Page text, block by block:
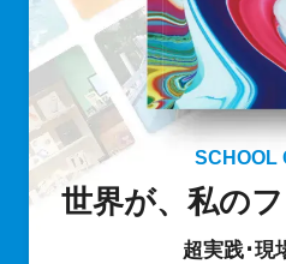
SCHOOL
世界が、私の
超実践･現